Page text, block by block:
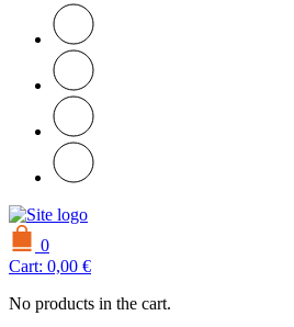
0
Cart: 0,00 €
No products in the cart.